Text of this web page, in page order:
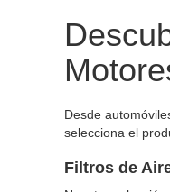
Desde
selecciona el
Filtros de